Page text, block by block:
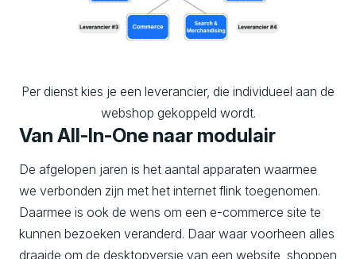
Per dienst kies je een leverancier, die individueel aan de
webshop gekoppeld wordt.
Van All-In-One naar modulair
De afgelopen jaren is het aantal apparaten waarmee
we verbonden zijn met het internet flink toegenomen.
Daarmee is ook de wens om een e-commerce site te
kunnen bezoeken veranderd. Daar waar voorheen alles
draaide om de desktopversie van een website, shoppen